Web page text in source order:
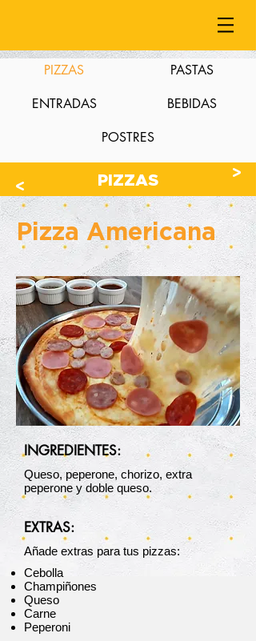
PIZZAS
PASTAS
ENTRADAS
BEBIDAS
POSTRES
> PIZZAS >
Pizza Americana
INGREDIENTES:
Queso, peperone, chorizo, extra
peperone y doble queso.
EXTRAS:
Añade extras para tus pizzas:​​
Cebolla
Champiñones
Queso
Carne
Peperoni